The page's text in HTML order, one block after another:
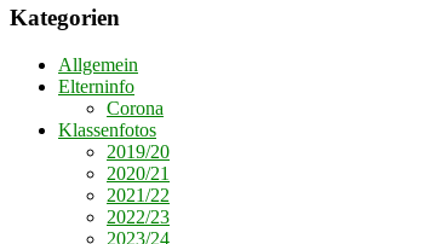
Kategorien
Allgemein
Elterninfo
Corona
Klassenfotos
2019/20
2020/21
2021/22
2022/23
2023/24